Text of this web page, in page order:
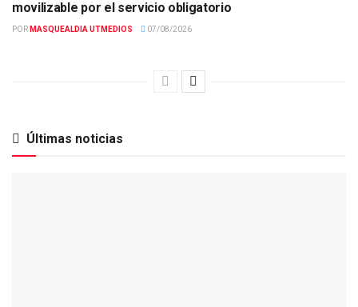
movilizable por el servicio obligatorio
POR MASQUEALDIA UTMEDIOS 07/08/2026
Últimas noticias